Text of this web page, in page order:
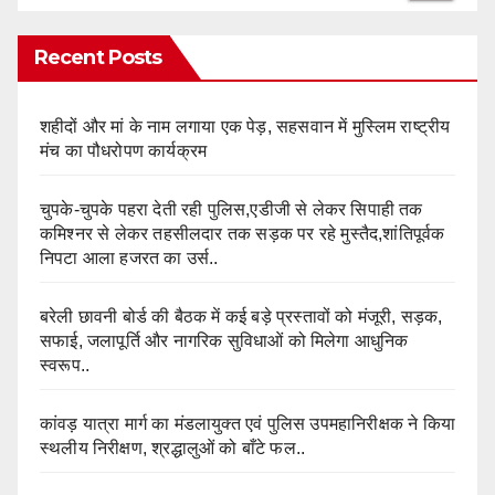
Recent Posts
शहीदों और मां के नाम लगाया एक पेड़, सहसवान में मुस्लिम राष्ट्रीय
मंच का पौधरोपण कार्यक्रम
चुपके-चुपके पहरा देती रही पुलिस,एडीजी से लेकर सिपाही तक
कमिश्नर से लेकर तहसीलदार तक सड़क पर रहे मुस्तैद,शांतिपूर्वक
निपटा आला हजरत का उर्स..
बरेली छावनी बोर्ड की बैठक में कई बड़े प्रस्तावों को मंजूरी, सड़क,
सफाई, जलापूर्ति और नागरिक सुविधाओं को मिलेगा आधुनिक
स्वरूप..
कांवड़ यात्रा मार्ग का मंडलायुक्त एवं पुलिस उपमहानिरीक्षक ने किया
स्थलीय निरीक्षण, श्रद्धालुओं को बाँटे फल..